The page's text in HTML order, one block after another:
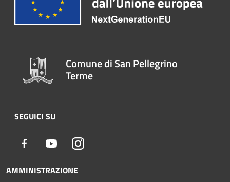
Comune di San Pellegrino
Terme
SEGUICI SU
Facebook YoutubeInstagram
AMMINISTRAZIONE